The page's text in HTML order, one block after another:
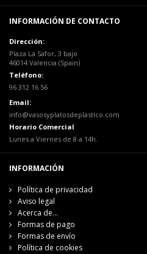
INFORMACIÓN DE CONTACTO
Dirección:
Plaza La Safor, 3 bajo
46014 Valencia (Spain)
Teléfono:
96 312 16 56
Email:
info@vasosyplatosdeplastico.com
Horario Comercial
Lunes a Viernes de 8 a 14h.
INFORMACIÓN
Política de privacidad
Aviso legal
Acerca de...
Formas de pago
Formas de envío
Política de cookies